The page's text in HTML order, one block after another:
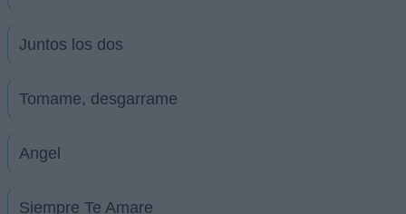
Juntos los dos
Tomame, desgarrame
Angel
Siempre Te Amare